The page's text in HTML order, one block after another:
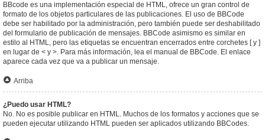
BBcode es una implementación especial de HTML, ofrece un gran control de
formato de los objetos particulares de las publicaciones. El uso de BBCode
debe ser habilitado por la administración, pero también puede ser deshabilitado
del formulario de publicación de mensajes. BBCode asimismo es similar en
estilo al HTML, pero las etiquetas se encuentran encerrados entre corchetes [ y ]
en lugar de < y >. Para más información, lea el manual de BBCode. El enlace
aparece cada vez que va a publicar un mensaje.
Arriba
¿Puedo usar HTML?
No. No es posible publicar en HTML. Muchos de los formatos y acciones que se
pueden ejecutar utilizando HTML pueden ser aplicados utilizando BBCodes.